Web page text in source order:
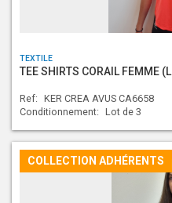
TEXTILE
TEE SHIRTS CORAIL FEMME
Ref: KER CREA AVUS CA6658
Conditionnement: Lot de 3
COLLECTION ADHÉRENTS